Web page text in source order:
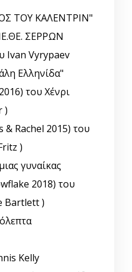
ΤΟΥ ΚΑΛΕΝΤΡΙΝ"
ΣΕΡΡΩΝ
Ivan Vyrypaev
Ελληνίδα"
του Χένρι
)
& Rachel 2015) του
)
γυναίκας
2018) του
Bartlett )
Kelly